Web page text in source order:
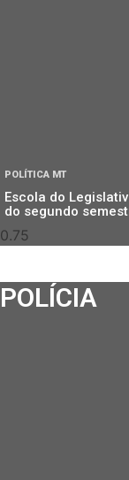
POLÍTICA MT
Escola do
do segundo
POLÍCIA